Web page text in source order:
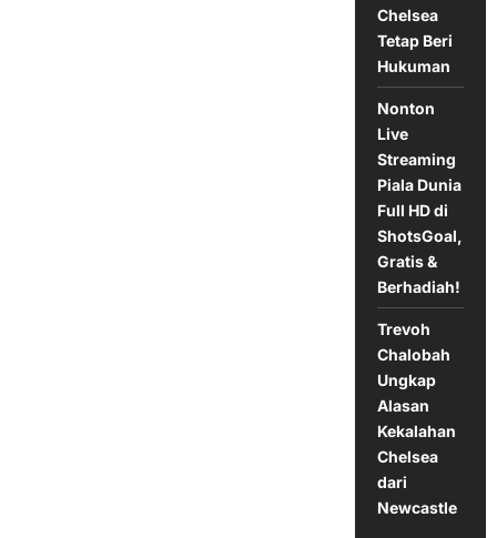
Chelsea
Tetap Beri
Hukuman
Nonton
Live
Streaming
Piala Dunia
Full HD di
ShotsGoal,
Gratis &
Berhadiah!
Trevoh
Chalobah
Ungkap
Alasan
Kekalahan
Chelsea
dari
Newcastle